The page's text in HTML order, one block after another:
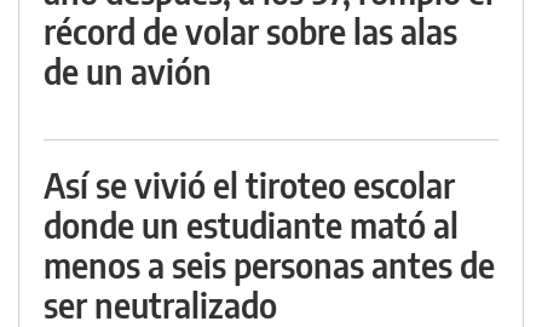
récord de volar sobre las alas
de un avión
Así se vivió el tiroteo escolar
donde un estudiante mató al
menos a seis personas antes de
ser neutralizado